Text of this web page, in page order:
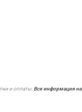
и оплаты.Вся информация на